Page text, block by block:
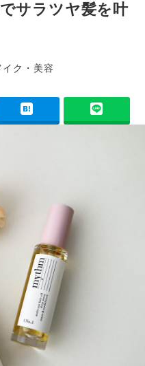
サラツヤ髪を叶
リー
イク・美容